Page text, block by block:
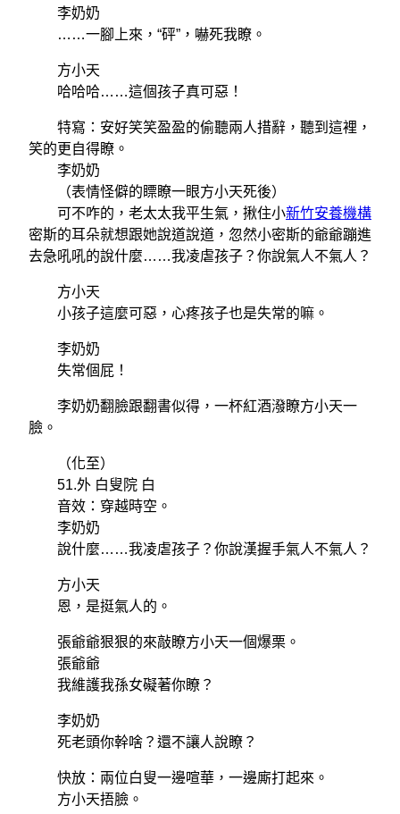
李奶奶
……一腳上來，“砰”，嚇死我瞭。
方小天
哈哈哈……這個孩子真可惡！
特寫：安好笑笑盈盈的偷聽兩人措辭，聽到這裡，
笑的更自得瞭。
李奶奶
（表情怪僻的瞟瞭一眼方小天死後）
可不咋的，老太太我平生氣，揪住小新竹安養機構
密斯的耳朵就想跟她說道說道，忽然小密斯的爺爺蹦進
去急吼吼的說什麼……我凌虐孩子？你說氣人不氣人？
方小天
小孩子這麼可惡，心疼孩子也是失常的嘛。
李奶奶
失常個屁！
李奶奶翻臉跟翻書似得，一杯紅酒潑瞭方小天一
臉。
（化至）
51.外 白叟院 白
音效：穿越時空。
李奶奶
說什麼……我凌虐孩子？你說漢握手氣人不氣人？
方小天
恩，是挺氣人的。
張爺爺狠狠的來敲瞭方小天一個爆栗。
張爺爺
我維護我孫女礙著你瞭？
李奶奶
死老頭你幹啥？還不讓人說瞭？
快放：兩位白叟一邊喧華，一邊廝打起來。
方小天捂臉。